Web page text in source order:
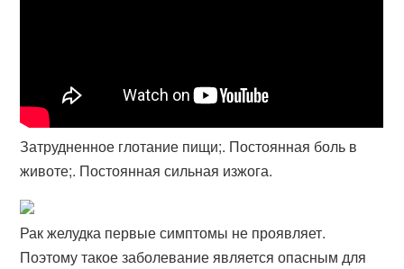
Затрудненное глотание пищи;. Постоянная боль в
животе;. Постоянная сильная изжога.
Рак желудка первые симптомы не проявляет.
Поэтому такое заболевание является опасным для